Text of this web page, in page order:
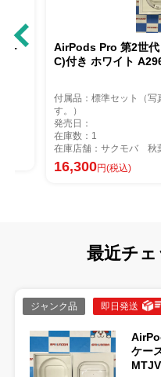
AirPods Pro 第2世
C)付き ホワイト
付属品：標準セット（
す。）
発売日：
在庫数：1
在庫店舗：サクモバ 秋
16,300円(税込)
最近チ
ジャンク品 即日発送
ケー